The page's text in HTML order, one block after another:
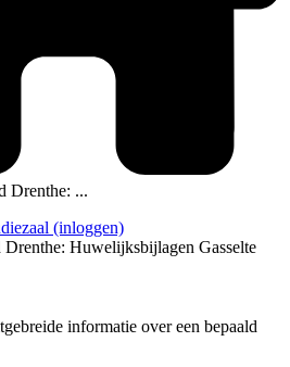
Drenthe: ...
(inloggen)
Huwelijksbijlagen Gasselte
informatie over een bepaald